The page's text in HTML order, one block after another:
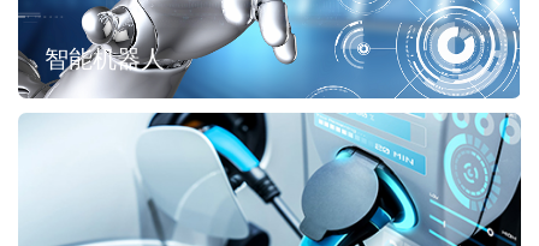
智能机器人